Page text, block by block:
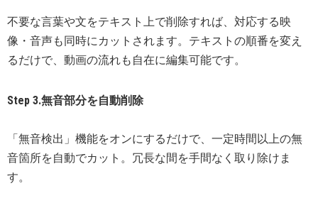
不要な言葉や文をテキスト上で削除すれば、対応する映
像・音声も同時にカットされます。テキストの順番を変え
るだけで、動画の流れも自在に編集可能です。
Step 3.無音部分を自動削除
「無音検出」機能をオンにするだけで、一定時間以上の無
音箇所を自動でカット。冗長な間を手間なく取り除けま
す。